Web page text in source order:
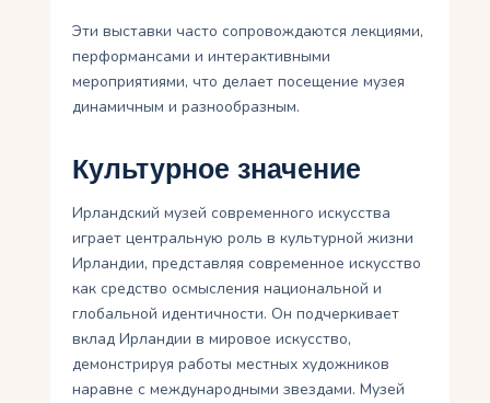
Эти выставки часто сопровождаются лекциями,
перформансами и интерактивными
мероприятиями, что делает посещение музея
динамичным и разнообразным.
Культурное значение
Ирландский музей современного искусства
играет центральную роль в культурной жизни
Ирландии, представляя современное искусство
как средство осмысления национальной и
глобальной идентичности. Он подчеркивает
вклад Ирландии в мировое искусство,
демонстрируя работы местных художников
наравне с международными звездами. Музей